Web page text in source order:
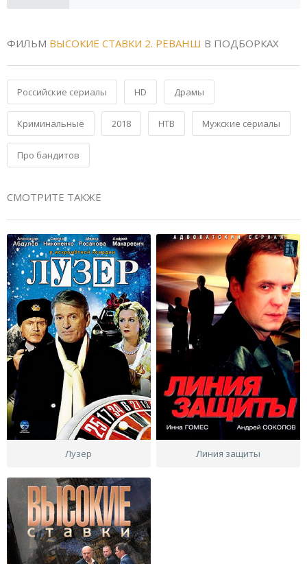
ФИЛЬМ ВЫСОКИЕ СТАВКИ 2. РЕВАНШ В ПОДБОРКАХ
Российские сериалы HD Драмы
Криминальные 2018 НТВ Мужские сериалы
Про бандитов
СМОТРИТЕ ТАКЖЕ
Лузер Линия защиты